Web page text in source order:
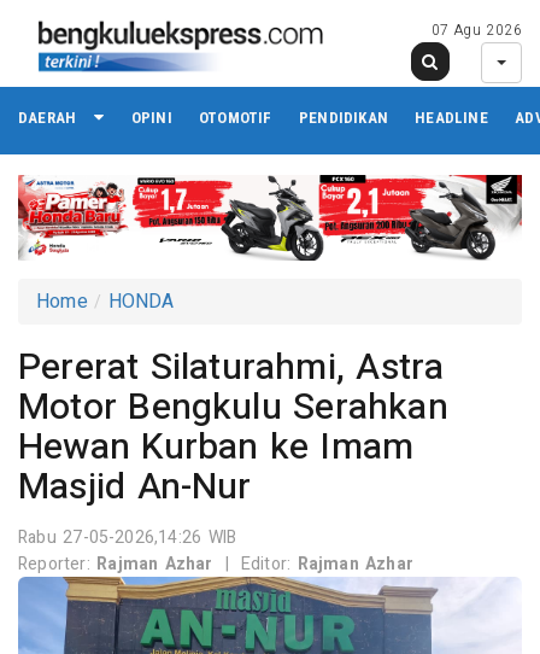
07 Agu 2026
DAERAH OPINI OTOMOTIF PENDIDIKAN HEADLINE
Home HONDA
Pererat Silaturahmi, Astra
Motor Bengkulu Serahkan
Hewan Kurban ke Imam
Masjid An-Nur
Rabu 27-05-2026,14:26 WIB
Reporter: Rajman Azhar | Editor: Rajman Azhar